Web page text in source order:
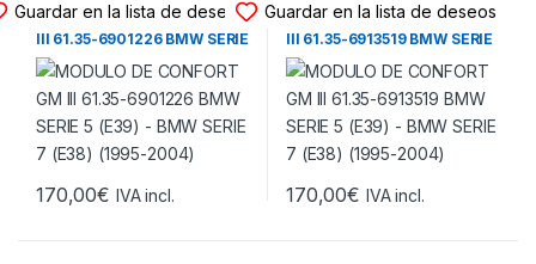
Guardar en la lista de deseos
MODULO DE CONFORT GM
III 61.35-6901226 BMW SERIE
5 (E39) – BMW SERIE 7 (E38)
(1995-2004)
170,00€ IVA incl.
Guardar en la lista de deseos
MODULO DE CONFORT GM
III 61.35-6913519 BMW SERIE
5 (E39) – BMW SERIE 7 (E38)
(1995-2004)
170,00€ IVA incl.